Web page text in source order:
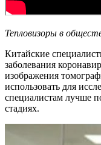
Тепловизоры в
Китайские
заболевания
изображения
использовать для
специалистам лучше
стадиях.